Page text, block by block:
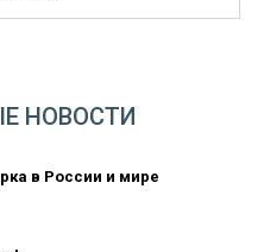
НОВОСТИ
в России и мире